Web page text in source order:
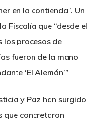
en la contienda”. Un
Fiscalía que “desde el
los procesos de
fueron de la mano
‘El Alemán’”.
y Paz han surgido
que concretaron